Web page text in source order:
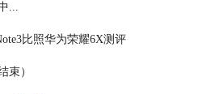
...
比照华为荣耀6X测评
束）